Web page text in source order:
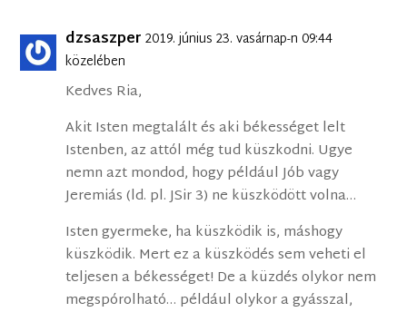
dzsaszper 2019. június 23. vasárnap-n 09:44
közelében
Kedves Ria,
Akit Isten megtalált és aki békességet lelt
Istenben, az attól még tud küszkodni. Ugye
nemn azt mondod, hogy például Jób vagy
Jeremiás (ld. pl. JSir 3) ne küszködött volna…
Isten gyermeke, ha küszködik is, máshogy
küszködik. Mert ez a küszködés sem veheti el
teljesen a békességet! De a küzdés olykor nem
megspórolható… például olykor a gyásszal,